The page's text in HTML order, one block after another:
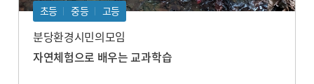
초등 중등 고등
분당환경시민의모임
자연체험으로 배우는 교과학습